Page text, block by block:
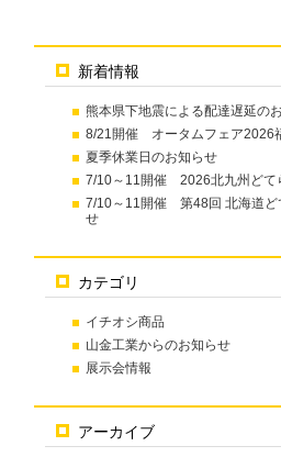
新着情報
熊本県下地震による配達遅延の
8/21開催 オータムフェア2026
夏季休業日のお知らせ
7/10～11開催 2026北九州ど
7/10～11開催 第48回 北海道
せ
カテゴリ
イチオシ商品
山金工業からのお知らせ
展示会情報
アーカイブ